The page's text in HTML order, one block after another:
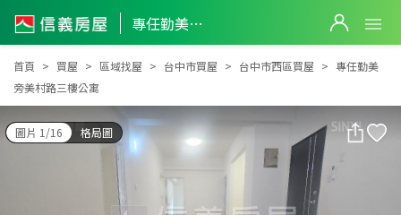
專任勤美旁美村路三樓公寓
專任勤美旁美村路三樓公寓
首頁 買屋 區域找屋 台中市買屋 台中市西區買屋
專任勤美
旁美村路三樓公寓
圖片 1/16 格局圖